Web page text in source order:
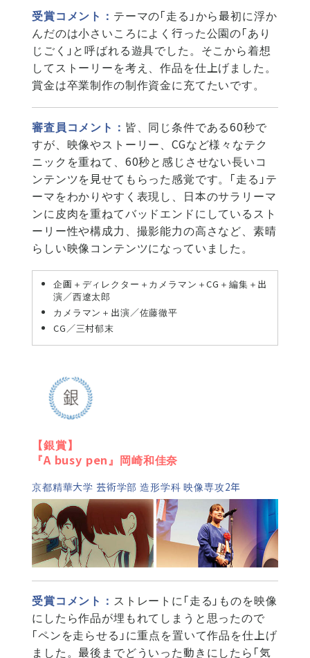
受賞コメント： テーマの「走る」から最初に浮か
んだのは小さいころによく行った公園の「あり
じごく」と呼ばれる遊具でした。そこから着想
してストーリーを考え、作品を仕上げました。
賞金は卒業制作の制作資金に充てたいです。
審査員コメント： 皆、同じ条件である60秒で
すが、映像やストーリー、CGなど様々なテク
ニックを重ねて、60秒と感じさせない長いコ
ンテンツを見せてもらった感覚です。「走る」テ
ーマをわかりやすく表現し、日本のサラリーマ
ンに皮肉を重ねてバッドエンドにしているスト
ーリー性や構成力、撮影能力の高さなど、素晴
らしい映像コンテンツになっていました。
企画＋ディレクター＋カメラマン＋CG＋編集＋出
演／西遼太郎
カメラマン＋出演／佐藤徹平
CG／三村郁末
【銀賞】
『A busy pen』岡崎和佳奈
京都精華大学 芸術学部 造形学科 映像専攻2年
受賞コメント： ストレートに「走る」ものを映像
にしたら作品が埋もれてしまうと思ったので
「ペンを走らせる」に重点を置いて作品を仕上げ
ました。最後までどういった動きにしたら「気